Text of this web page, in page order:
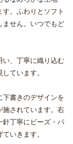
。ふわりとソフト
ません。いつでもど
い、丁寧に織り込む
ています。
下書きのデザインを
施されています。右
針丁寧にビーズ・パ
いきます。